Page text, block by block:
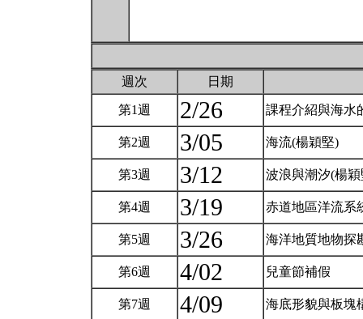
週次 日期
第1週 2/26 課程介紹與海水
第2週 3/05 海流(楊穎堅)
第3週 3/12 波浪與潮汐(楊
第4週 3/19 赤道地區洋流系
第5週 3/26 海洋地質地物探
第6週 4/02 兒童節補假
第7週 4/09 海底形貌與板塊